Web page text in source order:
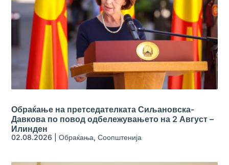
Обраќање на претседателката Сиљановска-
Давкова по повод одбележувањето на 2 Август –
Илинден
02.08.2026 |Обраќања,Соопштенија